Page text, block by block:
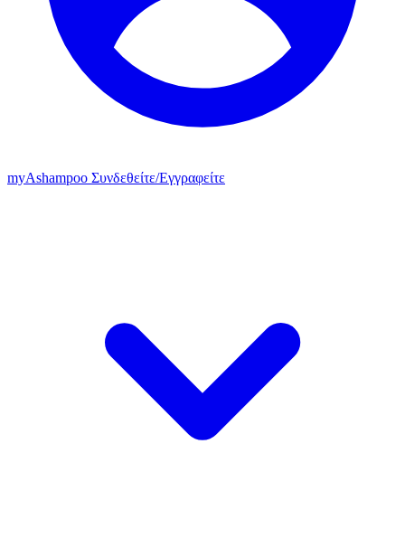
myAshampoo Συνδεθείτε/Εγγραφείτε